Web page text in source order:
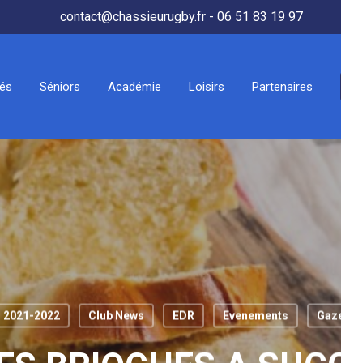
contact@chassieurugby.fr - 06 51 83 19 97
Séniors Académie Loisirs Partenaires
2021-2022 Club News EDR Evenements